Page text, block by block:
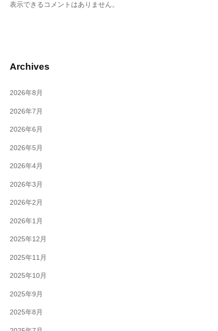
表示できるコメントはありません。
Archives
2026年8月
2026年7月
2026年6月
2026年5月
2026年4月
2026年3月
2026年2月
2026年1月
2025年12月
2025年11月
2025年10月
2025年9月
2025年8月